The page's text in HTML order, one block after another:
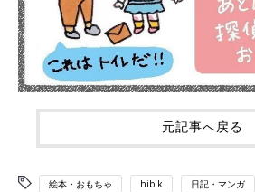
元記事へ戻る
絵本・おもちゃ hibik 日記・マンガ